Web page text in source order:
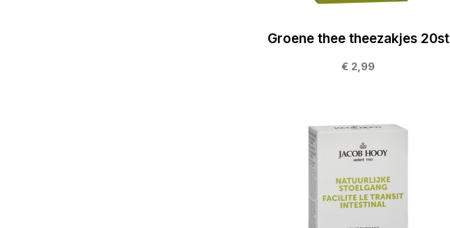
Groene thee theezakjes 20st
€ 2,99